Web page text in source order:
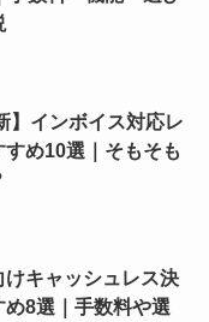
】インボイス対応レ
め10選｜そもそも
けキャッシュレス決
8選｜手数料や選